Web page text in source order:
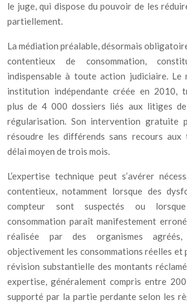
le juge, qui dispose du pouvoir de les
partiellement.
La médiation préalable, désormais
contentieux de consommation,
indispensable à toute action judiciaire. Le
institution indépendante créée en 2010,
plus de 4 000 dossiers liés aux litiges
régularisation. Son intervention gratuite
résoudre les différends sans recours aux
délai moyen de trois mois.
L’expertise technique peut s’avérer
contentieux, notamment lorsque des
compteur sont suspectés ou
consommation paraît manifestement
réalisée par des organismes agréés,
objectivement les consommations réelles et
révision substantielle des montants
expertise, généralement compris entre
supporté par la partie perdante selon les